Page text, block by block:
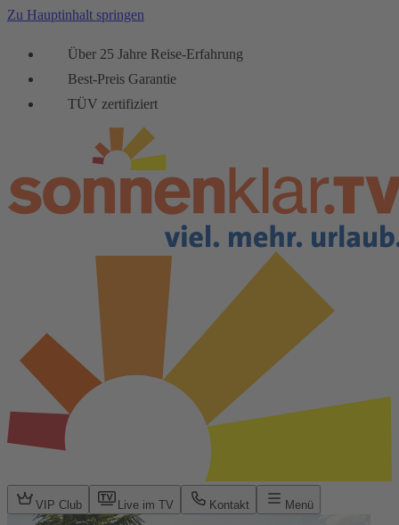
Zu Hauptinhalt springen
Über 25 Jahre Reise-Erfahrung
Best-Preis Garantie
TÜV zertifiziert
VIP Club Live im TV Kontakt Menü